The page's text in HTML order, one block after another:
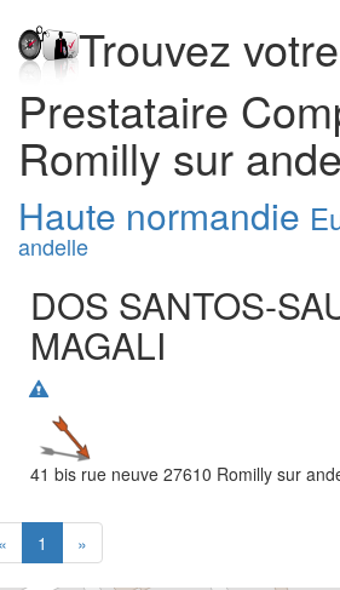
Trouvez votre
Prestataire
Romilly sur
Haute normandie
andelle
DOS SANTOS-
MAGALI
41 bis rue neuve 27610 Romilly sur
1 »